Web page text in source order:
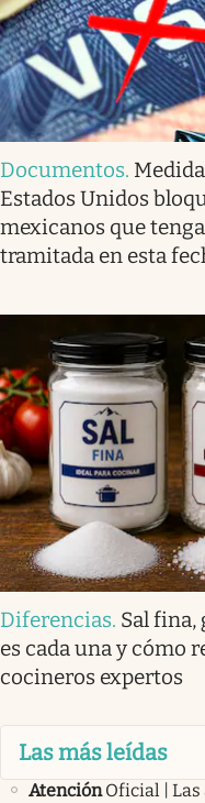
Documentos.
Estados Unidos
mexicanos que
tramitada en esta
Diferencias. Sal fina,
es cada una y cómo
cocineros expertos
Las más leídas
Atención Oficial |